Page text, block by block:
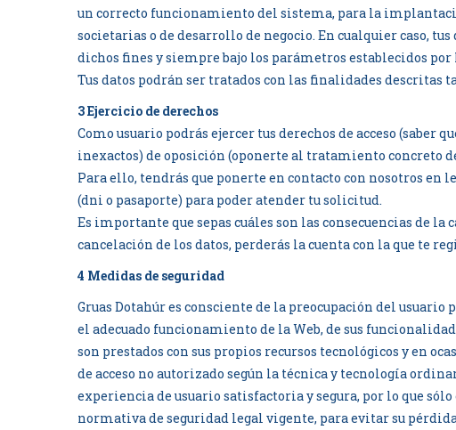
un correcto funcionamiento del sistema, para la
societarias o de desarrollo de negocio. En cualquier caso,
dichos fines y siempre bajo los parámetros establecidos por
Tus datos podrán ser tratados con las finalidades descritas
3 Ejercicio de derechos
Como usuario podrás ejercer tus derechos de acceso
inexactos) de oposición (oponerte al tratamiento concreto
Para ello, tendrás que ponerte en contacto con nosotros
(dni o pasaporte) para poder atender tu solicitud.
Es importante que sepas cuáles son las consecuencias de
cancelación de los datos, perderás la cuenta con la que te
4 Medidas de seguridad
Gruas Dotahúr es consciente de la preocupación del
el adecuado funcionamiento de la Web, de sus
son prestados con sus propios recursos tecnológicos y en
de acceso no autorizado según la técnica y tecnología
experiencia de usuario satisfactoria y segura, por lo que
normativa de seguridad legal vigente, para evitar su